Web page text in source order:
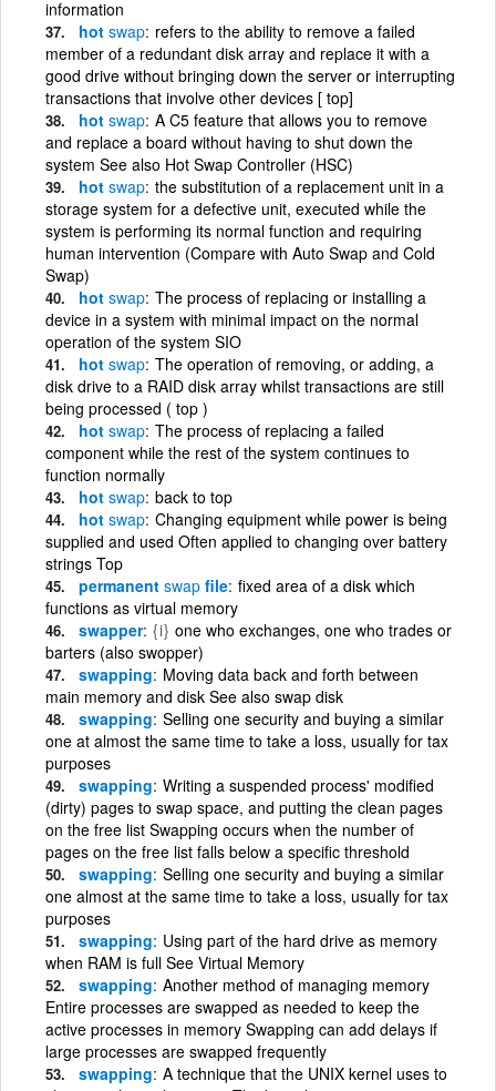
information
hot swap refers to the ability to remove a failed
member of a redundant disk array and replace it with a
good drive without bringing down the server or interrupting
transactions that involve other devices [ top]
hot swap A C5 feature that allows you to remove
and replace a board without having to shut down the
system See also Hot Swap Controller (HSC)
hot swap the substitution of a replacement unit in a
storage system for a defective unit, executed while the
system is performing its normal function and requiring
human intervention (Compare with Auto Swap and Cold
Swap)
hot swap The process of replacing or installing a
device in a system with minimal impact on the normal
operation of the system SIO
hot swap The operation of removing, or adding, a
disk drive to a RAID disk array whilst transactions are still
being processed ( top )
hot swap The process of replacing a failed
component while the rest of the system continues to
function normally
hot swap back to top
hot swap Changing equipment while power is being
supplied and used Often applied to changing over battery
strings Top
permanent swap file fixed area of a disk which
functions as virtual memory
swapper {i} one who exchanges, one who trades or
barters (also swopper)
swapping Moving data back and forth between
main memory and disk See also swap disk
swapping Selling one security and buying a similar
one at almost the same time to take a loss, usually for tax
purposes
swapping Writing a suspended process' modified
(dirty) pages to swap space, and putting the clean pages
on the free list Swapping occurs when the number of
pages on the free list falls below a specific threshold
swapping Selling one security and buying a similar
one almost at the same time to take a loss, usually for tax
purposes
swapping Using part of the hard drive as memory
when RAM is full See Virtual Memory
swapping Another method of managing memory
Entire processes are swapped as needed to keep the
active processes in memory Swapping can add delays if
large processes are swapped frequently
swapping A technique that the UNIX kernel uses to